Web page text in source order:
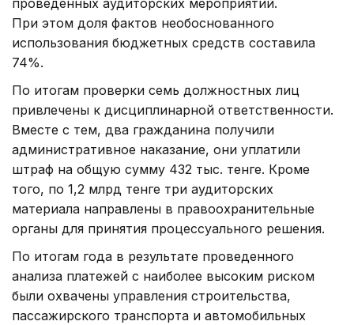
проведенных аудиторских мероприятий.
При этом доля фактов необоснованного
использования бюджетных средств составила
74%.
По итогам проверки семь должностных лиц
привлечены к дисциплинарной ответственности.
Вместе с тем, два гражданина получили
административное наказание, они уплатили
штраф на общую сумму 432 тыс. тенге. Кроме
того, по 1,2 млрд тенге три аудиторских
материала направлены в правоохранительные
органы для принятия процессуального решения.
По итогам года в результате проведенного
анализа платежей с наиболее высоким риском
были охвачены управления строительства,
пассажирского транспорта и автомобильных